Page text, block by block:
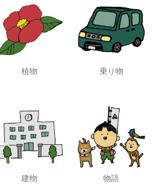
植物 乗り物
建物 物語